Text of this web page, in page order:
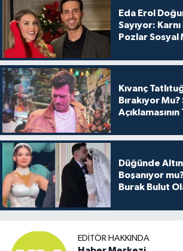
Eda Erol
Sayıyor:
Pozlar Sosyal
Kıvanç
Bırakıyor
Düğünde
Boşanıyor
Burak Bulut
EDITÖR HAKKINDA